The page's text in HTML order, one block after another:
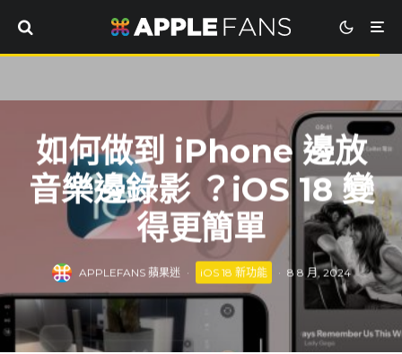
如何做到 iPhone 邊放
音樂邊錄影 ？iOS 18 變
得更簡單
APPLEFANS 蘋果迷 · iOS 18 新功能 · 8 8 月, 2024